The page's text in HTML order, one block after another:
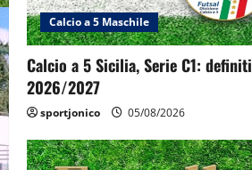
Calcio a 5 Maschile
Calcio a 5 Sicilia, Serie C1:
2026/2027
sportjonico 05/08/2026